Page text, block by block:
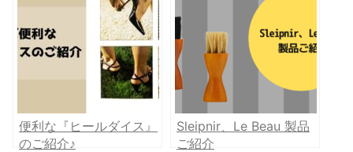
便利な『ヒールダイス』
のご紹介♪
Sleipnir、Le Beau 製品
ご紹介